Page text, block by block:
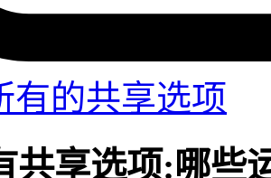
有的共享选项
共享选项:哪些